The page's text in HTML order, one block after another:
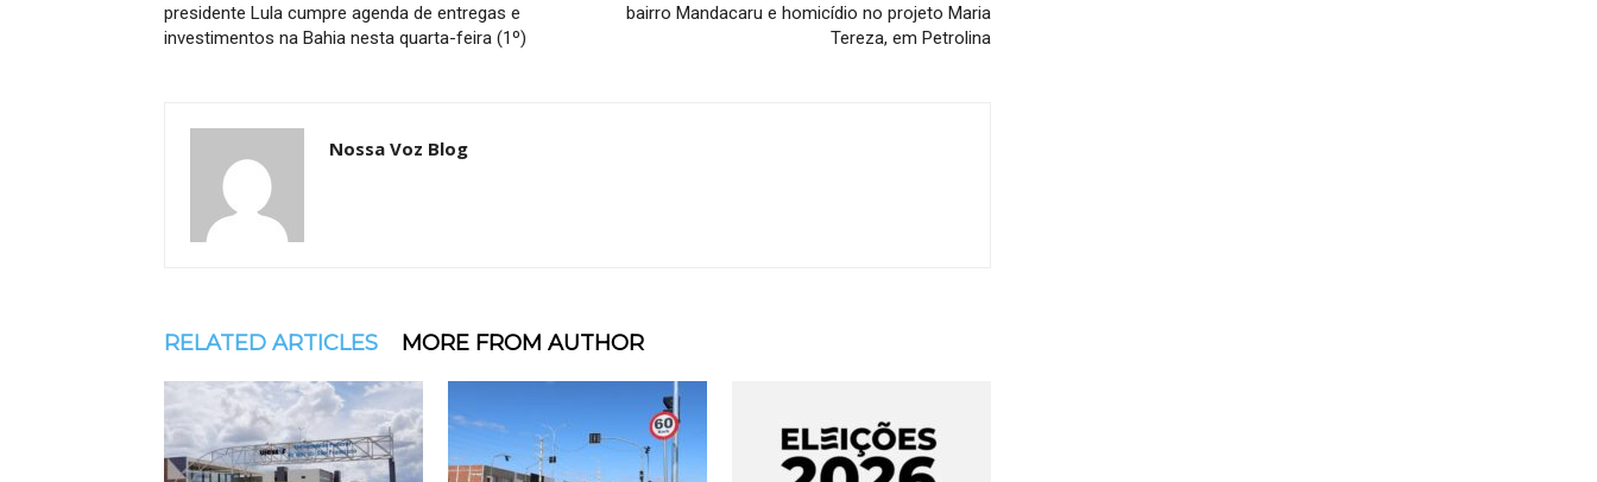
presidente Lula cumpre agenda de entregas e
investimentos na Bahia nesta quarta-feira (1º)
bairro Mandacaru e homicídio no projeto Maria
Tereza, em Petrolina
Nossa Voz Blog
RELATED ARTICLES MORE FROM AUTHOR